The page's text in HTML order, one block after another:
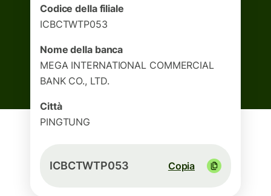
Codice della filiale
ICBCTWTP053
Nome della banca
MEGA INTERNATIONAL COMMERCIAL
BANK CO., LTD.
Città
PINGTUNG
ICBCTWTP053 Copia